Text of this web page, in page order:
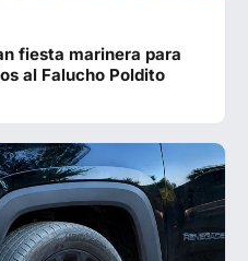
fiesta marinera para
al Falucho Poldito